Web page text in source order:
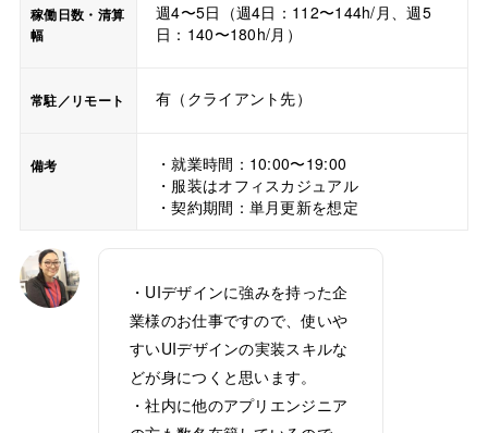
稼働日数・清算
幅
週4〜5日（週4日：112〜144h/月、週5
日：140〜180h/月）
常駐／リモート 有（クライアント先）
備考
・就業時間：10:00〜19:00
・服装はオフィスカジュアル
・契約期間：単月更新を想定
・UIデザインに強みを持った企
業様のお仕事ですので、使いや
すいUIデザインの実装スキルな
どが身につくと思います。
・社内に他のアプリエンジニア